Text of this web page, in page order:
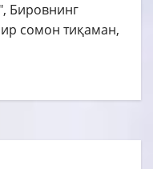
Бировнинг
сомон тиқаман,